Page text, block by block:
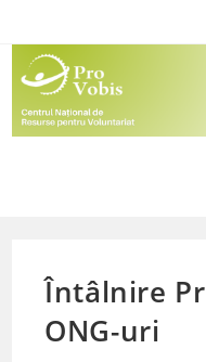
to
content
Întâlnire
ONG-uri